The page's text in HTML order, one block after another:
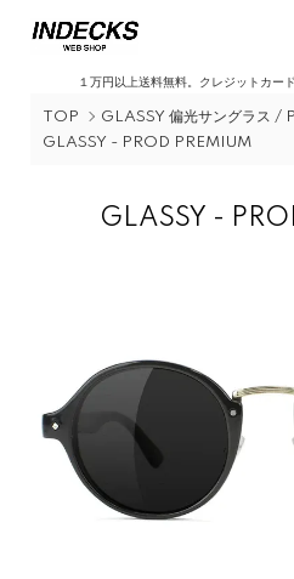
１万円以上送料無料。クレジットカ
TOP
GLASSY 偏光サングラス /
GLASSY - PROD PREMIUM
GLASSY -